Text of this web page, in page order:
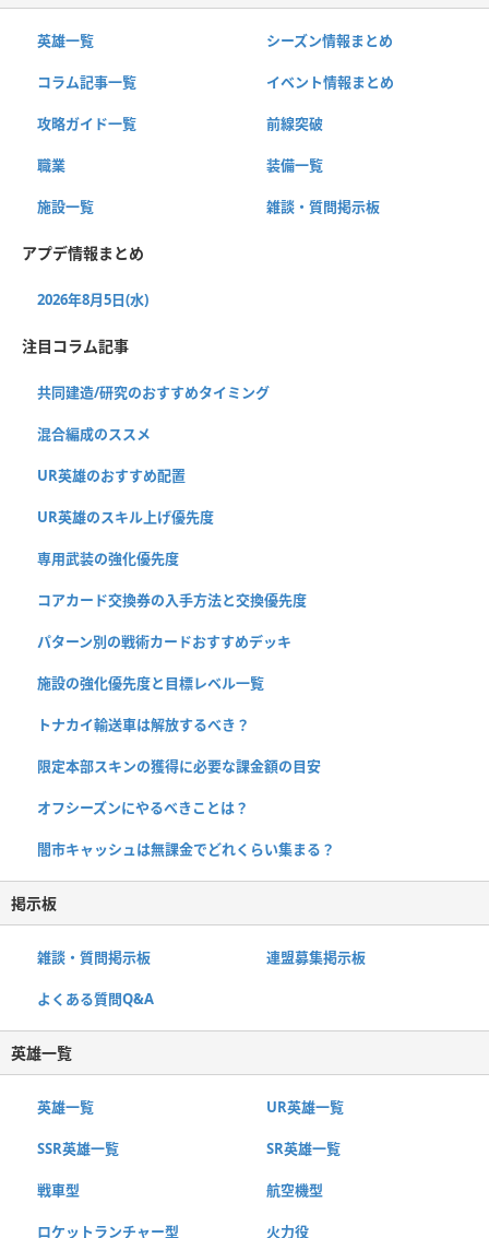
英雄一覧 シーズン情報まとめ
コラム記事一覧 イベント情報まとめ
攻略ガイド一覧 前線突破
職業 装備一覧
施設一覧 雑談・質問掲示板
アプデ情報まとめ
2026年8月5日(水)
注目コラム記事
共同建造/研究のおすすめタイミング
混合編成のススメ
UR英雄のおすすめ配置
UR英雄のスキル上げ優先度
専用武装の強化優先度
コアカード交換券の入手方法と交換優先度
パターン別の戦術カードおすすめデッキ
施設の強化優先度と目標レベル一覧
トナカイ輸送車は解放するべき？
限定本部スキンの獲得に必要な課金額の目安
オフシーズンにやるべきことは？
闇市キャッシュは無課金でどれくらい集まる？
掲示板
雑談・質問掲示板 連盟募集掲示板
よくある質問Q&A
英雄一覧
英雄一覧 UR英雄一覧
SSR英雄一覧 SR英雄一覧
戦車型 航空機型
ロケットランチャー型 火力役